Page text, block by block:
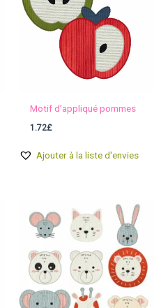
Motif d’appliqué pommes
1.72£
Ajouter à la liste d'envies